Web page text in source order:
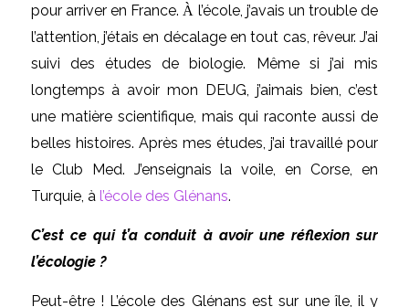
pour arriver en France. À l’école, j’avais un trouble de
l’attention, j’étais en décalage en tout cas, rêveur. J’ai
suivi des études de biologie. Même si j’ai mis
longtemps à avoir mon DEUG, j’aimais bien, c’est
une matière scientifique, mais qui raconte aussi de
belles histoires. Après mes études, j’ai travaillé pour
le Club Med. J’enseignais la voile, en Corse, en
Turquie, à l’école des Glénans.
C’est ce qui t’a conduit à avoir une réflexion sur
l’écologie ?
Peut-être ! L’école des Glénans est sur une île, il y